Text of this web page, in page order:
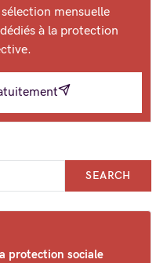
mensuelle
à la protection
SEARCH
protection sociale